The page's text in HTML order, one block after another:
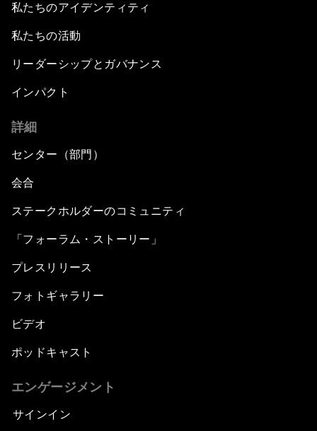
私たちのアイデンティティ
私たちの活動
リーダーシップとガバナンス
インパクト
詳細
センター（部門）
会合
ステークホルダーのコミュニティ
「フォーラム・ストーリー」
プレスリリース
フォトギャラリー
ビデオ
ポッドキャスト
エンゲージメント
サインイン